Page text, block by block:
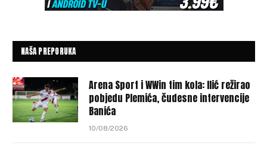
NAŠA PREPORUKA
Arena Sport i WWin tim kola: Ilić režirao
pobjedu Plemića, čudesne intervencije
Banića
10/08/2026